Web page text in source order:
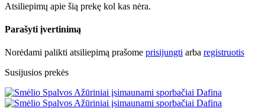
Atsiliepimų apie šią prekę kol kas nėra.
Parašyti įvertinimą
Norėdami palikti atsiliepimą prašome prisijungti arba registruotis
Susijusios prekės